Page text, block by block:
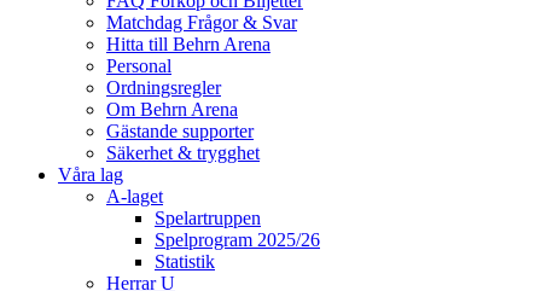
Matchdag Frågor & Svar
Hitta till Behrn Arena
Personal
Ordningsregler
Om Behrn Arena
Gästande supporter
Säkerhet & trygghet
Våra lag
A-laget
Spelartruppen
Spelprogram 2025/26
Statistik
Herrar U